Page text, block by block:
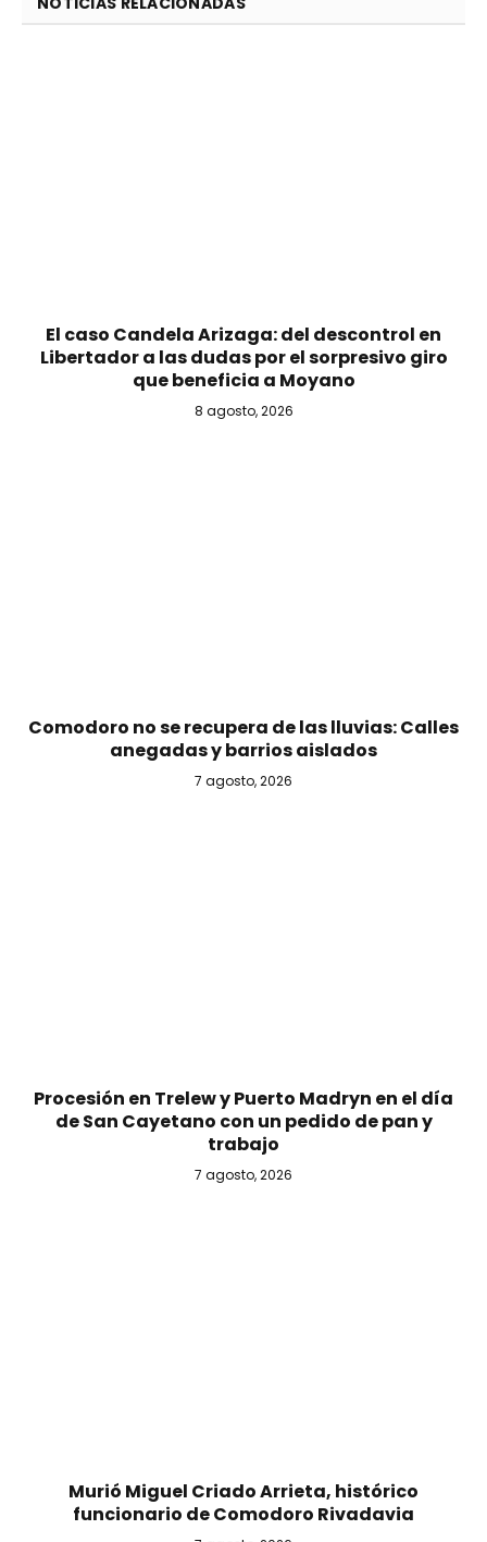
El caso Candela Arizaga: del descontrol en
Libertador a las dudas por el sorpresivo giro
que beneficia a Moyano
8 agosto, 2026
Comodoro no se recupera de las lluvias: Calles
anegadas y barrios aislados
7 agosto, 2026
Procesión en Trelew y Puerto Madryn en el día
de San Cayetano con un pedido de pan y
trabajo
7 agosto, 2026
Murió Miguel Criado Arrieta, histórico
funcionario de Comodoro Rivadavia